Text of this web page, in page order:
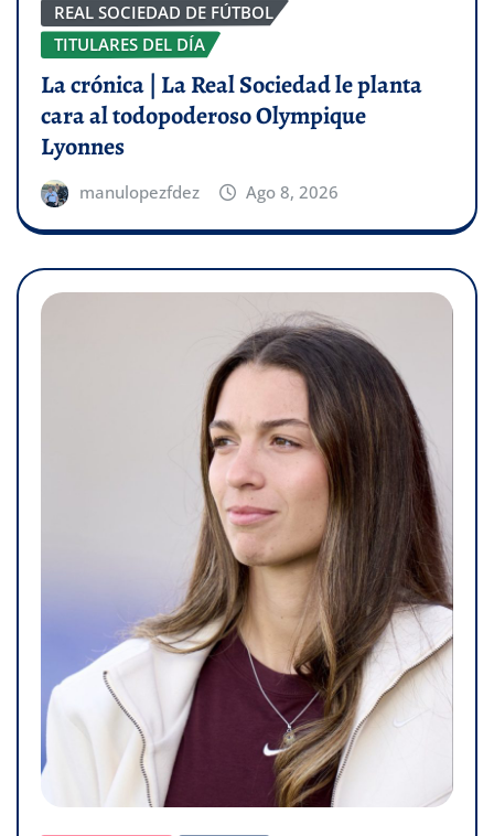
REAL SOCIEDAD DE FÚTBOL
TITULARES DEL DÍA
La crónica | La Real Sociedad le planta
cara al todopoderoso Olympique
Lyonnes
manulopezfdez Ago 8, 2026